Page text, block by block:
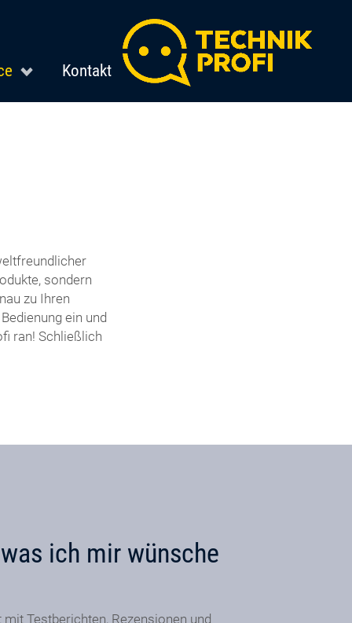
Kontakt
sondern
zu Ihren
ein und
ran! Schließlich
ich mir wünsche
Testberichten, Rezensionen und